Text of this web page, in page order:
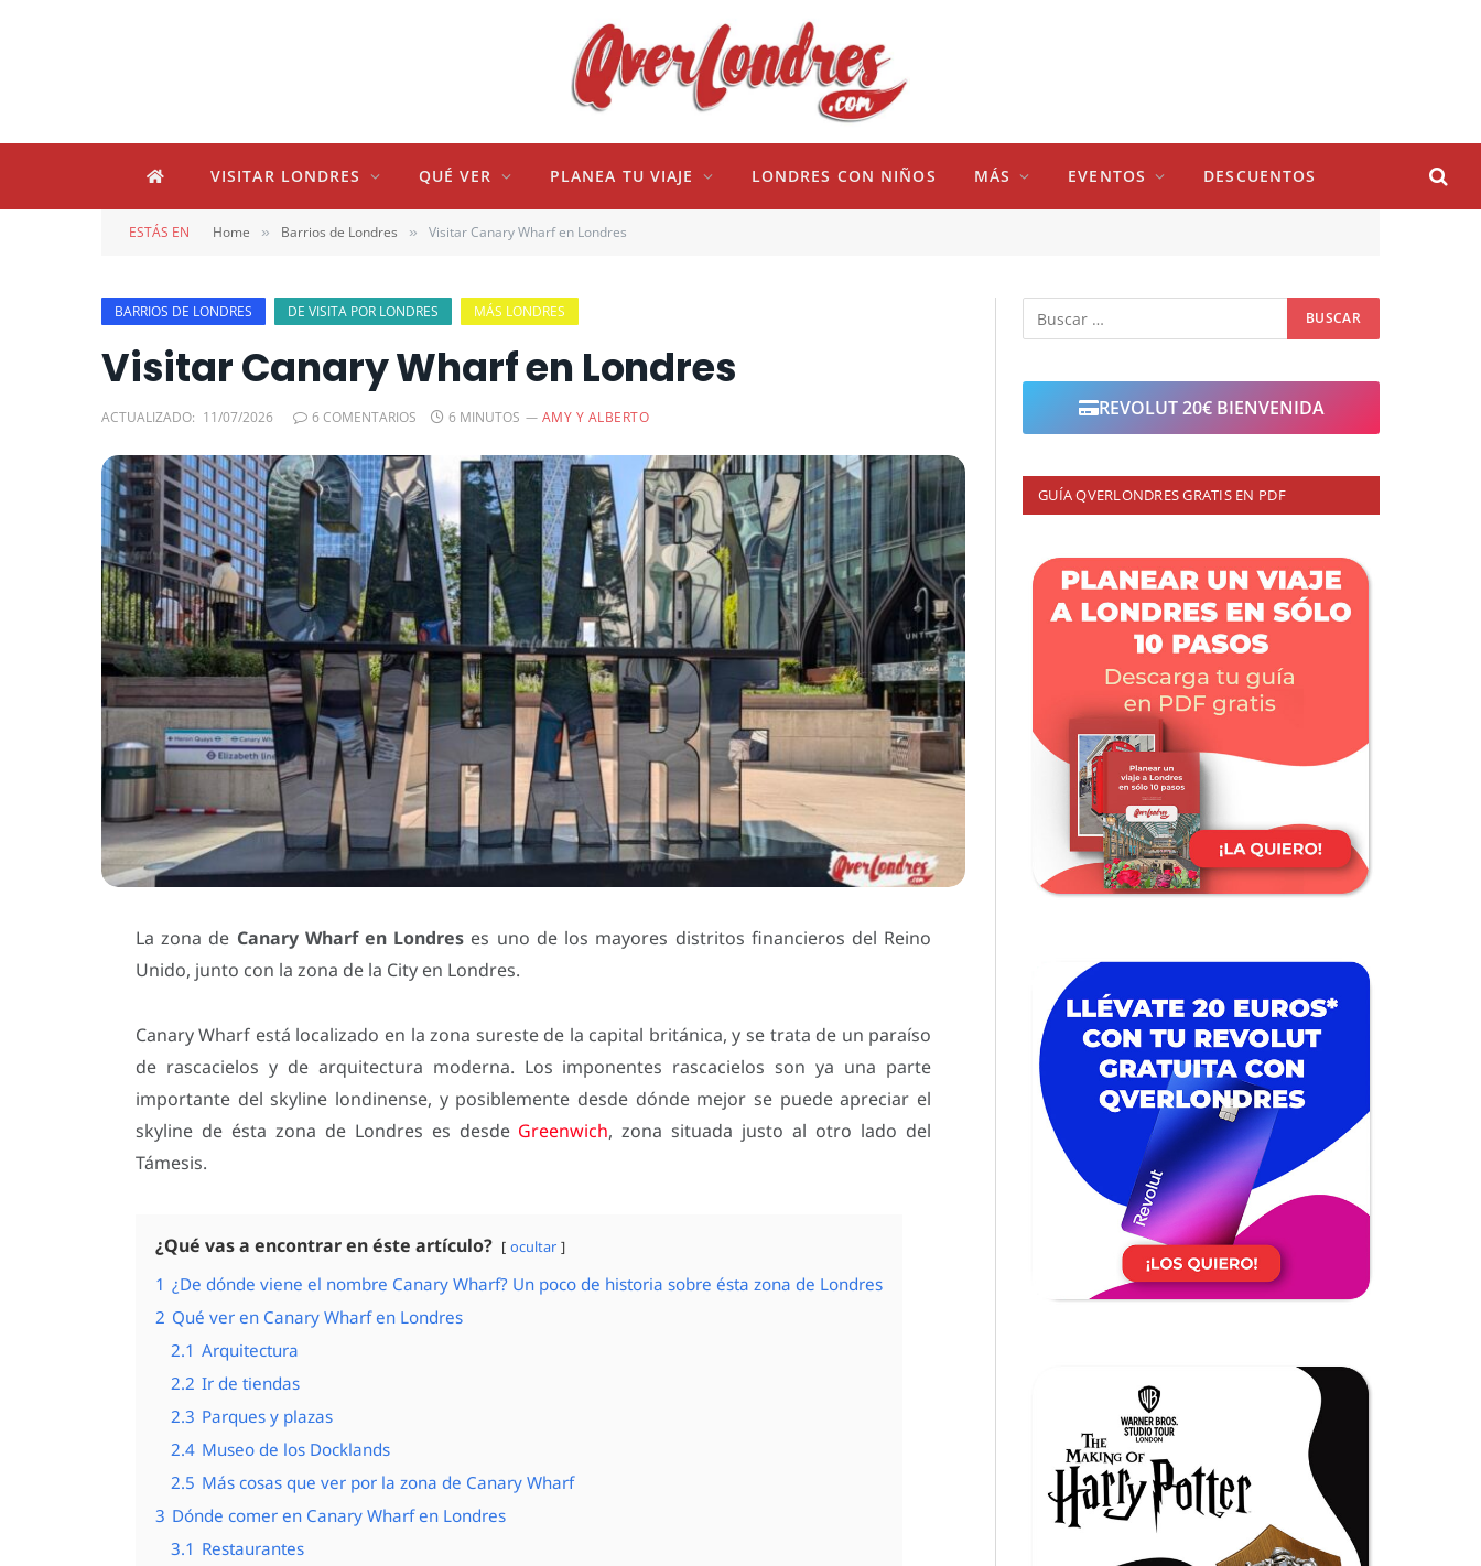
VISITAR LONDRES QUÉ VER PLANEA TU VIAJE LONDRES CON NIÑOS MÁS EVENTOS DESCUENTOS
ESTÁS EN Home » Barrios de Londres » Visitar Canary Wharf en Londres
BARRIOS DE LONDRES DE VISITA POR LONDRES MÁS LONDRES
Visitar Canary Wharf en Londres
ACTUALIZADO: 11/07/2026 6 COMENTARIOS 6 MINUTOS AMY Y ALBERTO
La zona de Canary Wharf en Londres es uno de los mayores distritos financieros del Reino
Unido, junto con la zona de la City en Londres.
Canary Wharf está localizado en la zona sureste de la capital británica, y se trata de un paraíso
de rascacielos y de arquitectura moderna. Los imponentes rascacielos son ya una parte
importante del skyline londinense, y posiblemente desde dónde mejor se puede apreciar el
skyline de ésta zona de Londres es desde Greenwich, zona situada justo al otro lado del
Támesis.
¿Qué vas a encontrar en éste artículo? ocultar
1 ¿De dónde viene el nombre Canary Wharf? Un poco de historia sobre ésta zona de Londres
2 Qué ver en Canary Wharf en Londres
2.1 Arquitectura
2.2 Ir de tiendas
2.3 Parques y plazas
2.4 Museo de los Docklands
2.5 Más cosas que ver por la zona de Canary Wharf
3 Dónde comer en Canary Wharf en Londres
3.1 Restaurantes
REVOLUT 20€ BIENVENIDA
GUÍA QVERLONDRES GRATIS EN PDF